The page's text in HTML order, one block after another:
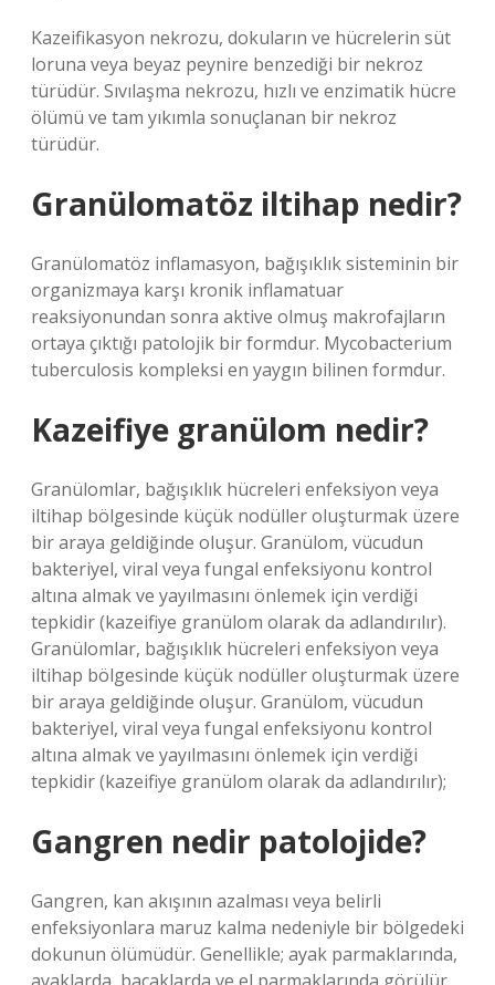
Kazeifikasyon nekrozu, dokuların ve hücrelerin süt
loruna veya beyaz peynire benzediği bir nekroz
türüdür. Sıvılaşma nekrozu, hızlı ve enzimatik hücre
ölümü ve tam yıkımla sonuçlanan bir nekroz
türüdür.
Granülomatöz iltihap nedir?
Granülomatöz inflamasyon, bağışıklık sisteminin bir
organizmaya karşı kronik inflamatuar
reaksiyonundan sonra aktive olmuş makrofajların
ortaya çıktığı patolojik bir formdur. Mycobacterium
tuberculosis kompleksi en yaygın bilinen formdur.
Kazeifiye granülom nedir?
Granülomlar, bağışıklık hücreleri enfeksiyon veya
iltihap bölgesinde küçük nodüller oluşturmak üzere
bir araya geldiğinde oluşur. Granülom, vücudun
bakteriyel, viral veya fungal enfeksiyonu kontrol
altına almak ve yayılmasını önlemek için verdiği
tepkidir (kazeifiye granülom olarak da adlandırılır).
Granülomlar, bağışıklık hücreleri enfeksiyon veya
iltihap bölgesinde küçük nodüller oluşturmak üzere
bir araya geldiğinde oluşur. Granülom, vücudun
bakteriyel, viral veya fungal enfeksiyonu kontrol
altına almak ve yayılmasını önlemek için verdiği
tepkidir (kazeifiye granülom olarak da adlandırılır);
Gangren nedir patolojide?
Gangren, kan akışının azalması veya belirli
enfeksiyonlara maruz kalma nedeniyle bir bölgedeki
dokunun ölümüdür. Genellikle; ayak parmaklarında,